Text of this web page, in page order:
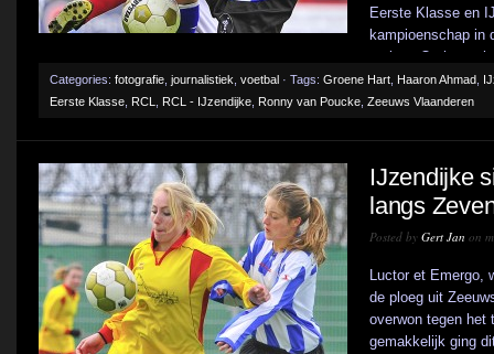
Eerste Klasse en
kampioenschap in
verloor. Op het
Categories: fotografie journalistiek voetbal · Tags: Groene Hart Haaron Ahmad
Eerste Klasse RCL RCL - IJzendijke Ronny van Poucke Zeeuws Vlaanderen
IJzendijke
langs
Posted by Gert Jan on
Luctor et Emergo,
de ploeg uit
overwon tegen het
gemakkelijk ging